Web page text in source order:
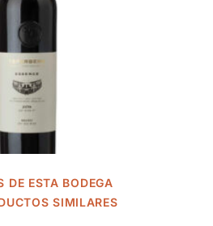
DE ESTA BODEGA
SIMILARES